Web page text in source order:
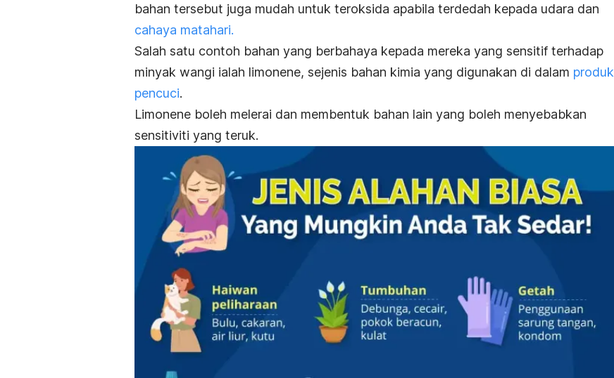
bahan tersebut juga mudah untuk teroksida apabila terdedah kepada udara dan
cahaya matahari.
Salah satu contoh bahan yang berbahaya kepada mereka yang sensitif terhadap
minyak wangi ialah limonene, sejenis bahan kimia yang digunakan di dalam produk
pencuci.
Limonene boleh melerai dan membentuk bahan lain yang boleh menyebabkan
sensitiviti yang teruk.